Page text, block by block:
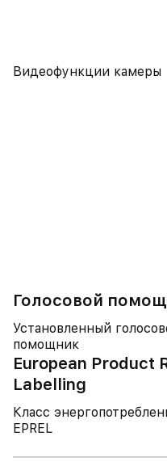
Видеофункции камеры
Голосовой
Установленный
помощник
European Product
Labelling
Класс
EPREL